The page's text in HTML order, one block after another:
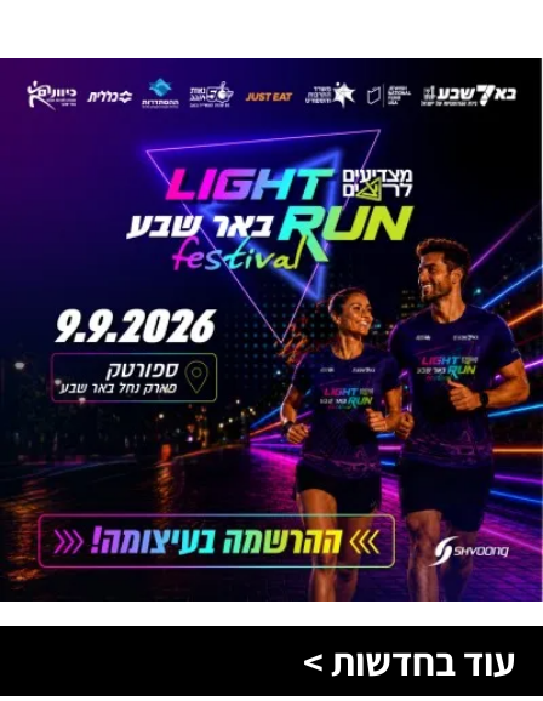
עוד בחדשות >